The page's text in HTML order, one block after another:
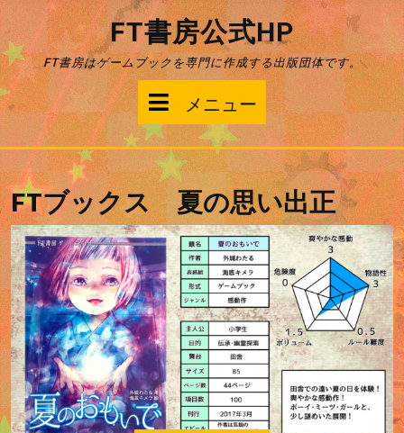
テ
ン
ツ
へ
FT書房公式HP
FT書房はゲームブックを専門に作成する出版団体です。
メニュー
ニ
ュ
ー
FTブックス 夏の思い出正